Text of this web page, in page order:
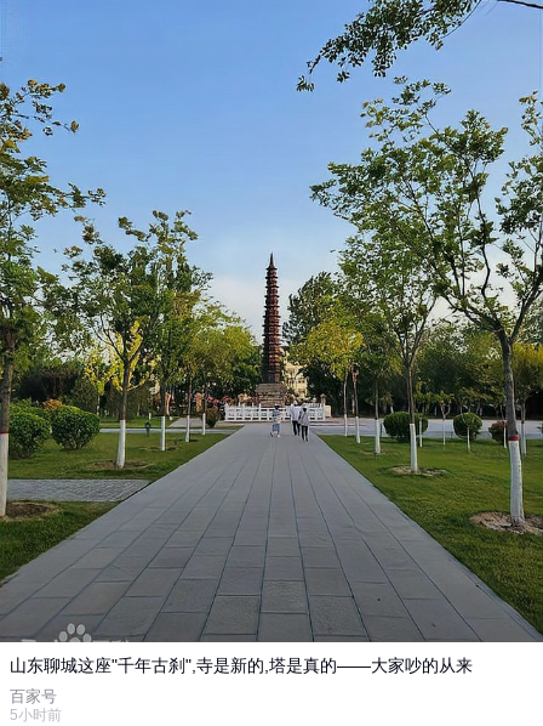
后院搭了个小神龛,道士是老板亲戚穿的戏服,抽签还要额外付50元解签
费!全程傻眼。 交通倒是方便,高铁直达然后景区直通车。市容干净,但
民宿区拉客现象严重,到处是"住宿送祈福"的横幅。汉斯去真正的青城
山道观一对比,发现正规道观门票才20元,早课免费,彻底破防。他由衷
佩服中国景区的商业化套路之深,连外国人都不放过。 最后汉斯总结:真
正的差距不是风景不如德国,而是这种捆绑消费的"智慧"让普通地级市
也能把游客钱包掏空。你被青城山民宿坑过吗?来评论区说说!
山东聊城这座"千年古刹",寺是新的,塔是真的——大家吵的从来
百家号
5小时前